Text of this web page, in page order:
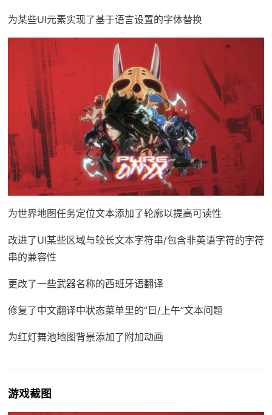
为某些UI元素实现了基于语言设置的字体替换
为世界地图任务定位文本添加了轮廓以提高可读性
改进了UI某些区域与较长文本字符串/包含非英语字符的字符
串的兼容性
更改了一些武器名称的西班牙语翻译
修复了中文翻译中状态菜单里的”日/上午”文本问题
为红灯舞池地图背景添加了附加动画
游戏截图